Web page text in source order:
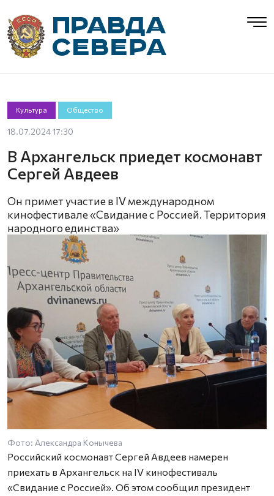
Культура Общество
18.07.2024 17:30
В Архангельск приедет космонавт
Сергей Авдеев
Он примет участие в IV международном
кинофестивале «Свидание с Россией. Территория
народного единства»
Фото: Александра Конычева
Российский космонавт Сергей Авдеев намерен
приехать в Архангельск на IV кинофестиваль
«Свидание с Россией». Об этом сообщил президент